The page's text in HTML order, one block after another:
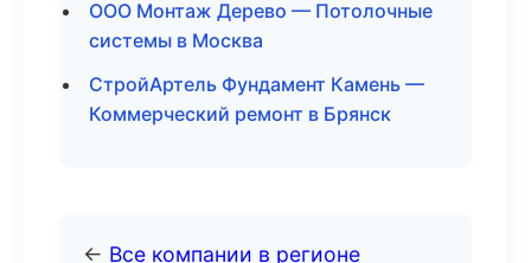
ООО Монтаж Дерево — Потолочные
системы в Москва
СтройАртель Фундамент Камень —
Коммерческий ремонт в Брянск
← Все компании в регионе